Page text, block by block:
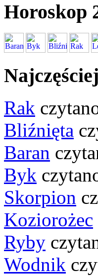
Horoskop
Rak
Bliźnięta
Baran
Byk
Skorpion
Koziorożec
Ryby
Wodnik